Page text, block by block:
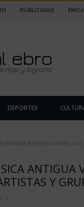
PUBLICIDAD
DEPORTES
Música Antigua vuelve a
ANTIGUA
Y